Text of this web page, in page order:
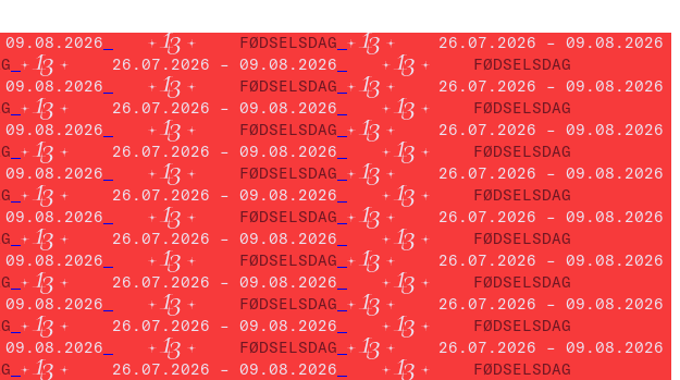
FØDSELSDAG
26.07.2026 – 09.08.2026
26.07.2026 – 09.08.2026
FØDSELSDAG
FØDSELSDAG
26.07.2026 – 09.08.2026
26.07.2026 – 09.08.2026
FØDSELSDAG
FØDSELSDAG
26.07.2026 – 09.08.2026
26.07.2026 – 09.08.2026
FØDSELSDAG
FØDSELSDAG
26.07.2026 – 09.08.2026
26.07.2026 – 09.08.2026
FØDSELSDAG
FØDSELSDAG
26.07.2026 – 09.08.2026
26.07.2026 – 09.08.2026
FØDSELSDAG
FØDSELSDAG
26.07.2026 – 09.08.2026
26.07.2026 – 09.08.2026
FØDSELSDAG
FØDSELSDAG
26.07.2026 – 09.08.2026
26.07.2026 – 09.08.2026
FØDSELSDAG
FØDSELSDAG
26.07.2026 – 09.08.2026
26.07.2026 – 09.08.2026
FØDSELSDAG